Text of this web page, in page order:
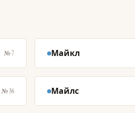
№ 7 Майкл
№ 36 Майлс